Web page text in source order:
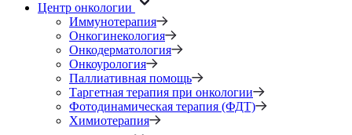
Центр онкологии
Иммунотерапия
Онкогинекология
Онкодерматология
Онкоурология
Паллиативная помощь
Таргетная терапия при онкологии
Фотодинамическая терапия (ФДТ)
Химиотерапия